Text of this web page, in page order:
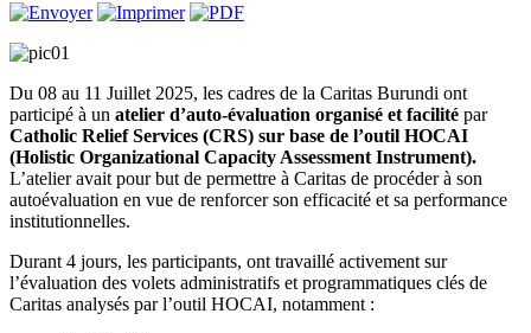
Du 08 au 11 Juillet 2025, les cadres de la Caritas Burundi ont
participé à un atelier d’auto-évaluation organisé et facilité par
Catholic Relief Services (CRS) sur base de l’outil HOCAI
(Holistic Organizational Capacity Assessment Instrument).
L’atelier avait pour but de permettre à Caritas de procéder à son
autoévaluation en vue de renforcer son efficacité et sa performance
institutionnelles.
Durant 4 jours, les participants, ont travaillé activement sur
l’évaluation des volets administratifs et programmatiques clés de
Caritas analysés par l’outil HOCAI, notamment :